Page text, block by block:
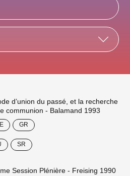
d’union du passé, et la recherche
communion - Balamand 1993
GR
SR
Session Plénière - Freising 1990